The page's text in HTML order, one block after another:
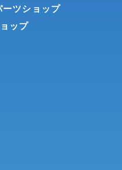
ーツショップ
ップ